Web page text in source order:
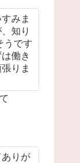
みま
知り
うです
働き
りま
りが